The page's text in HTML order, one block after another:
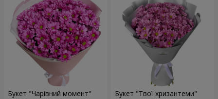
Букет "Чарівний момент" Букет "Твої хризантеми"